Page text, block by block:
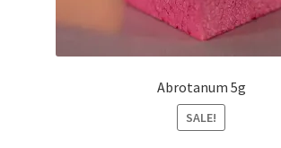
Abrotanum 5g
SALE!